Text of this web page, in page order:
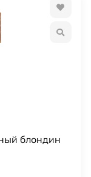
блондин